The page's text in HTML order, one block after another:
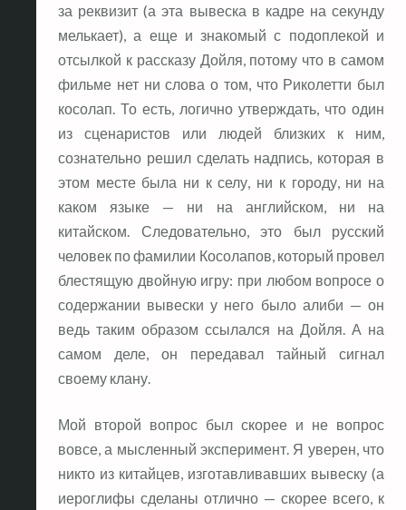
за реквизит (а эта вывеска в кадре на секунду
мелькает), а еще и знакомый с подоплекой и
отсылкой к рассказу Дойля, потому что в самом
фильме нет ни слова о том, что Риколетти был
косолап. То есть, логично утверждать, что один
из сценаристов или людей близких к ним,
сознательно решил сделать надпись, которая в
этом месте была ни к селу, ни к городу, ни на
каком языке — ни на английском, ни на
китайском. Следовательно, это был русский
человек по фамилии Косолапов, который провел
блестящую двойную игру: при любом вопросе о
содержании вывески у него было алиби — он
ведь таким образом ссылался на Дойля. А на
самом деле, он передавал тайный сигнал
своему клану.
Мой второй вопрос был скорее и не вопрос
вовсе, а мысленный эксперимент. Я уверен, что
никто из китайцев, изготавливавших вывеску (а
иероглифы сделаны отлично — скорее всего, к